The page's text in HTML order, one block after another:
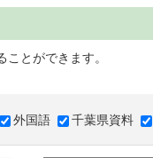
とができます。
外国語 千葉県資料